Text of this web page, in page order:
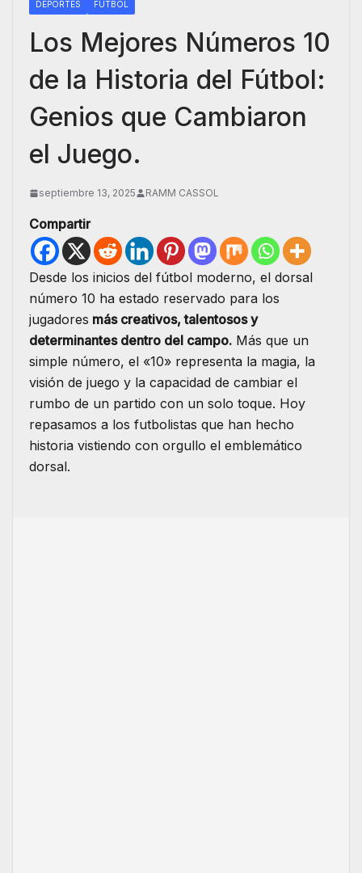
DEPORTES FUTBOL
Los Mejores Números 10
de la Historia del Fútbol:
Genios que Cambiaron
el Juego.
septiembre 13, 2025 RAMM CASSOL
Compartir
Desde los inicios del fútbol moderno, el dorsal
número 10 ha estado reservado para los
jugadores más creativos, talentosos y
determinantes dentro del campo. Más que un
simple número, el «10» representa la magia, la
visión de juego y la capacidad de cambiar el
rumbo de un partido con un solo toque. Hoy
repasamos a los futbolistas que han hecho
historia vistiendo con orgullo el emblemático
dorsal.